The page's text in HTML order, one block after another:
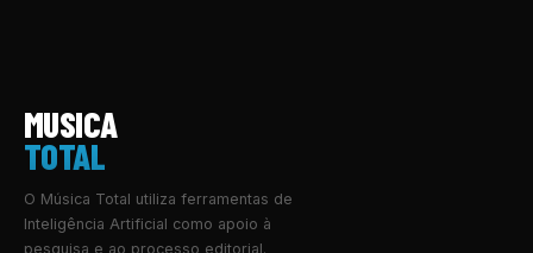
MUSICA
TOTAL
O Música Total utiliza ferramentas de
Inteligência Artificial como apoio à
pesquisa e ao processo editorial.